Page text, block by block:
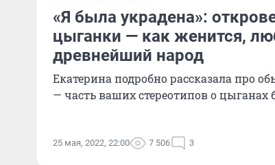
«Я была украдена»:
цыганки — как женится,
древнейший народ
Екатерина подробно рассказала про
— часть ваших стереотипов о цыганах
25 мая, 2022, 22:00 7 506 3